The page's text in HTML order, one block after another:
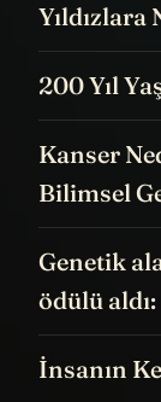
Yıldızlara
200 Yıl
Kanser
Bilimsel
Genetik
ödülü
İnsanın